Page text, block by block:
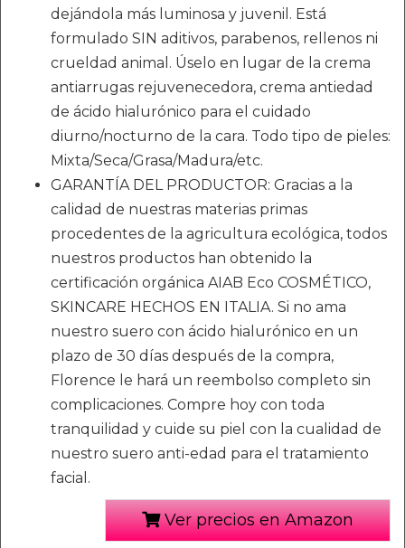
dejándola más luminosa y juvenil. Está
formulado SIN aditivos, parabenos, rellenos ni
crueldad animal. Úselo en lugar de la crema
antiarrugas rejuvenecedora, crema antiedad
de ácido hialurónico para el cuidado
diurno/nocturno de la cara. Todo tipo de pieles:
Mixta/Seca/Grasa/Madura/etc.
GARANTÍA DEL PRODUCTOR: Gracias a la
calidad de nuestras materias primas
procedentes de la agricultura ecológica, todos
nuestros productos han obtenido la
certificación orgánica AIAB Eco COSMÉTICO,
SKINCARE HECHOS EN ITALIA. Si no ama
nuestro suero con ácido hialurónico en un
plazo de 30 días después de la compra,
Florence le hará un reembolso completo sin
complicaciones. Compre hoy con toda
tranquilidad y cuide su piel con la cualidad de
nuestro suero anti-edad para el tratamiento
facial.
Ver precios en Amazon